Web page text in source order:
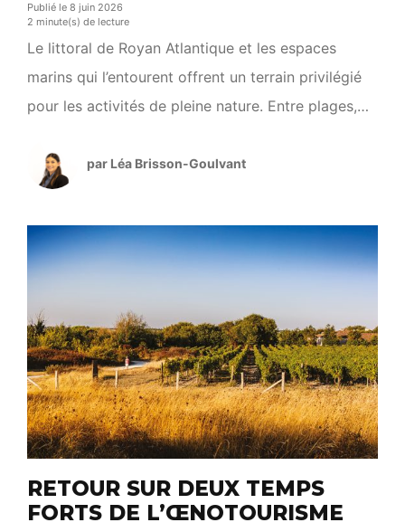
Publié le 8 juin 2026
2 minute(s) de lecture
Le littoral de Royan Atlantique et les espaces
marins qui l’entourent offrent un terrain privilégié
pour les activités de pleine nature. Entre plages,
paysages accueillent chaque année de
nombreuses pratiques de loisirs et de découverte.
Dans cette dynamique, le Parc naturel marin de
l’estuaire de la Gironde et […]
par Léa Brisson-Goulvant
RETOUR SUR DEUX TEMPS
FORTS DE L’ŒNOTOURISME